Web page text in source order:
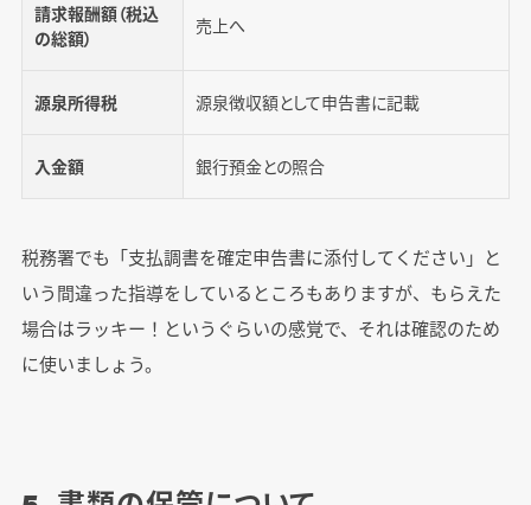
請求報酬額（税込
の総額）
売上へ
源泉所得税 源泉徴収額として申告書に記載
入金額 銀行預金との照合
税務署でも「支払調書を確定申告書に添付してください」と
いう間違った指導をしているところもありますが、もらえた
場合はラッキー！というぐらいの感覚で、それは確認のため
に使いましょう。